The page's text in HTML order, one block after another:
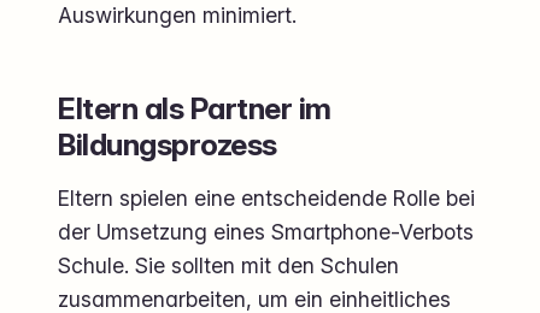
Auswirkungen minimiert.
Eltern als Partner im
Bildungsprozess
Eltern spielen eine entscheidende Rolle bei
der Umsetzung eines Smartphone-Verbots
Schule. Sie sollten mit den Schulen
zusammenarbeiten, um ein einheitliches